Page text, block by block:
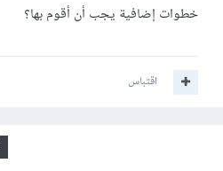
خطوات إضافية يجب أن أقوم بها؟
اقتباس